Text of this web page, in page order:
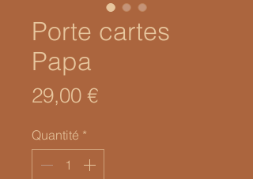
Porte cartes
Papa
29,00 €Prix
Quantité *